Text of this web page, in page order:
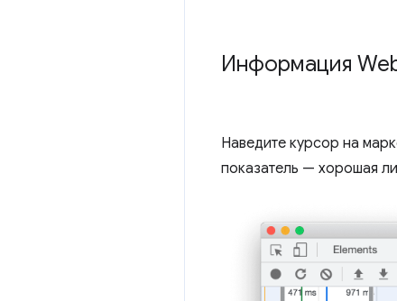
Информация
Наведите курсор на
показатель — хорошая